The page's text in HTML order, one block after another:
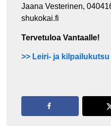
Jaana Vesterinen,
shukokai.fi
Tervetuloa Vantaalle!
>> Leiri- ja kilpailukutsu